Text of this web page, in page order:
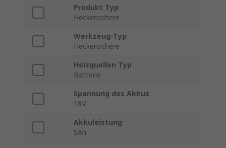
Produkt Typ
Heckenschere
Werkzeug-Typ
Heckenschere
Heizquellen Typ
Batterie
Spannung des Akkus
18V
Akkuleistung
5Ah